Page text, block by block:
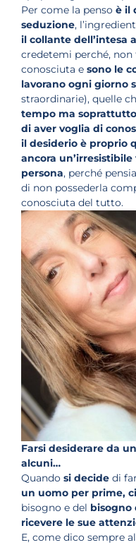
Per come la penso è il
seduzione,
il collante dell’intesa
credetemi perché,
conosciuta e sono le
lavorano ogni giorno
straordinarie), quelle
tempo ma
di aver voglia di
il desiderio è proprio
ancora
persona, perché
di non possederla
conosciuta del tutto.
Farsi desiderare da
alcuni…
Quando si decide di
un uomo per prime,
bisogno e del bisogno
ricevere le sue
E, come dico sempre